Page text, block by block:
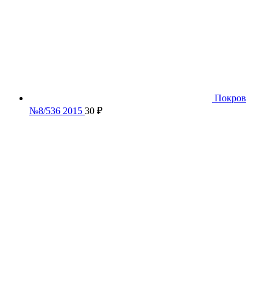
Покров
№8/536 2015 30 ₽